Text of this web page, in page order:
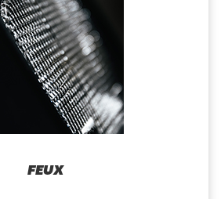
FEUX